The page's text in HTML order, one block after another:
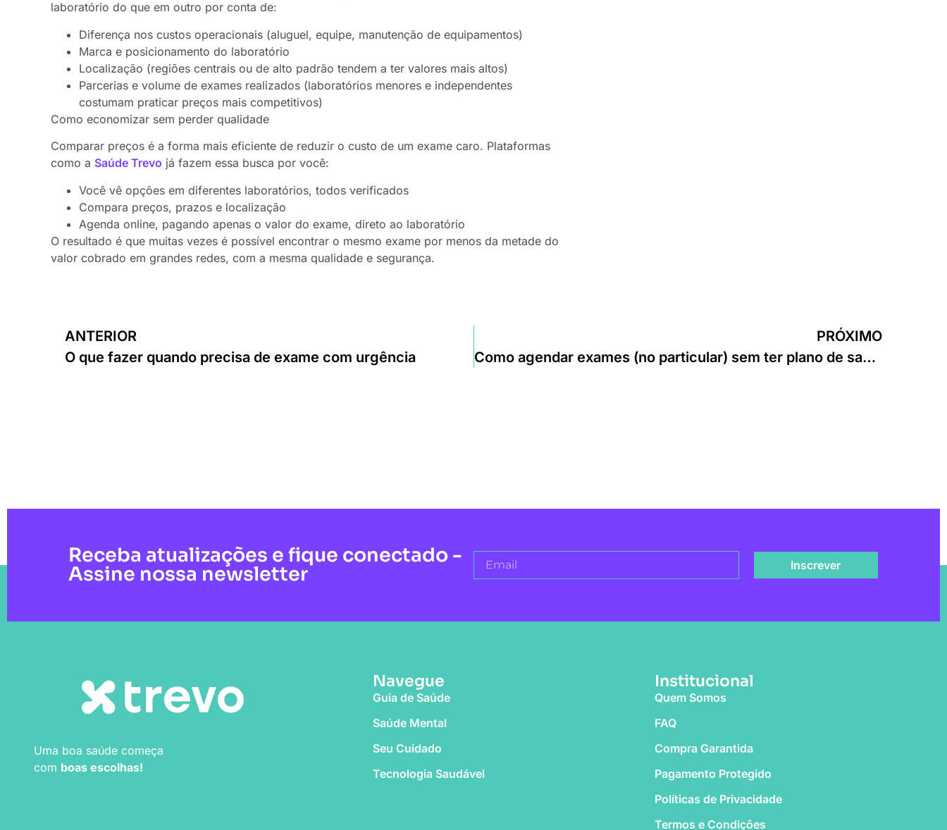
laboratório do que em outro por conta de:
Diferença nos custos operacionais (aluguel, equipe, manutenção de equipamentos)
Marca e posicionamento do laboratório
Localização (regiões centrais ou de alto padrão tendem a ter valores mais altos)
Parcerias e volume de exames realizados (laboratórios menores e independentes
costumam praticar preços mais competitivos)
Como economizar sem perder qualidade
Comparar preços é a forma mais eficiente de reduzir o custo de um exame caro. Plataformas
como a Saúde Trevo já fazem essa busca por você:
Você vê opções em diferentes laboratórios, todos verificados
Compara preços, prazos e localização
Agenda online, pagando apenas o valor do exame, direto ao laboratório
O resultado é que muitas vezes é possível encontrar o mesmo exame por menos da metade do
valor cobrado em grandes redes, com a mesma qualidade e segurança.
ANTERIOR
O que fazer quando precisa de exame com urgência
PRÓXIMO
Como agendar exames (no particular) sem ter plano de saúde?
Receba atualizações e fique conectado -
Assine nossa newsletter Inscrever
Uma boa saúde começa
com boas escolhas!
Navegue
Guia de Saúde
Saúde Mental
Seu Cuidado
Tecnologia Saudável
Institucional
Quem Somos
FAQ
Compra Garantida
Pagamento Protegido
Políticas de Privacidade
Termos e Condições